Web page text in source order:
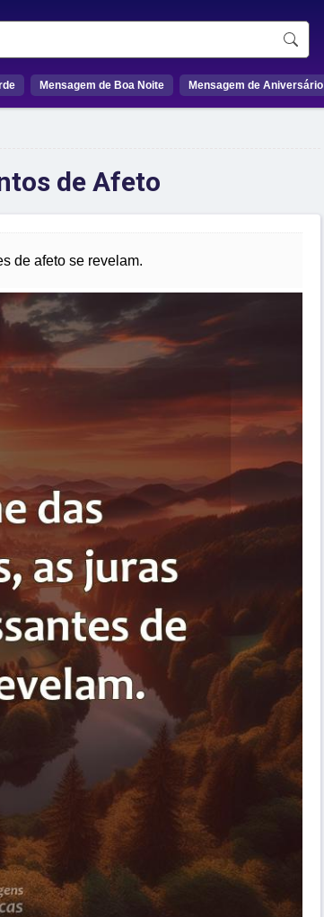
Mensagem de Boa Noite Mensagem de Aniversário
de Afeto
de afeto se revelam.